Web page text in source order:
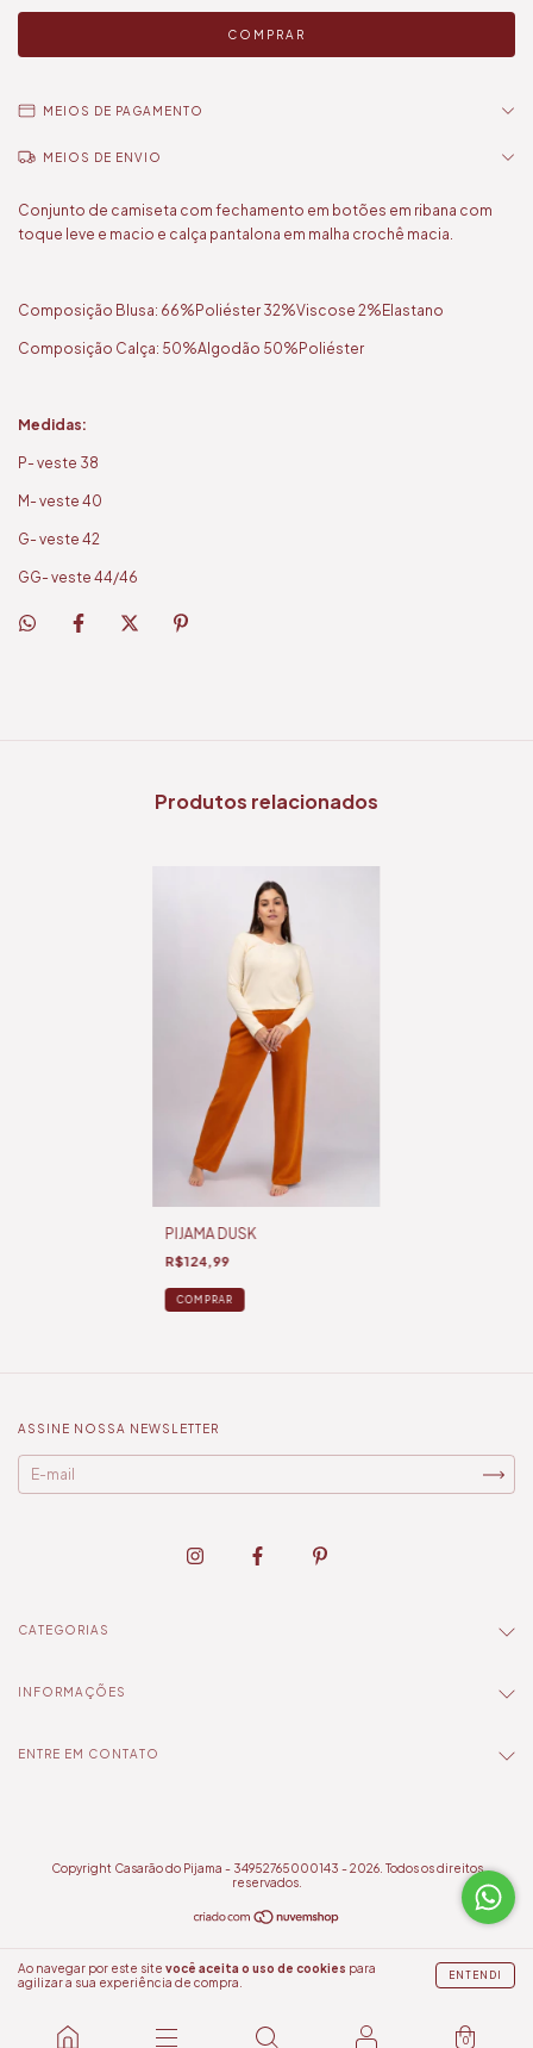
Ao navegar por este site você aceita o uso de cookies para
agilizar a sua experiência de compra.
ENTENDI
0
MEIOS DE PAGAMENTO
MEIOS DE ENVIO
Conjunto de camiseta com fechamento em botões em ribana com
toque leve e macio e calça pantalona em malha crochê macia.
Composição Blusa: 66%Poliéster 32%Viscose 2%Elastano
Composição Calça: 50%Algodão 50%Poliéster
Medidas:
P- veste 38
M- veste 40
G- veste 42
GG- veste 44/46
Produtos relacionados
PIJAMA DUSK
R$124,99
COMPRAR
ASSINE NOSSA NEWSLETTER
CATEGORIAS
INFORMAÇÕES
ENTRE EM CONTATO
Copyright Casarão do Pijama - 34952765000143 - 2026. Todos os direitos
reservados.